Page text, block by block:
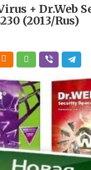
+ Dr.Web
(2013/Rus)